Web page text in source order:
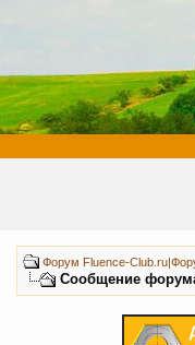
Форум Fluence-
Сообщение